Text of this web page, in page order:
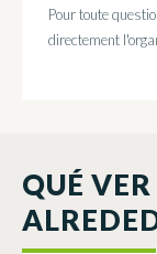
Pour toute
directement
QUÉ